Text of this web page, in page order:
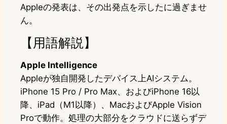
Appleの発表は、その出発点を示したに過ぎませ
ん。
【用語解説】
Apple Intelligence
Appleが独自開発したデバイス上AIシステム。
iPhone 15 Pro / Pro Max、およびiPhone 16以
降、iPad（M1以降）、MacおよびApple Vision
Proで動作。処理の大部分をクラウドに送らずデ